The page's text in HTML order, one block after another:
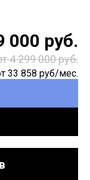
000 руб.
4 299 000 руб.
33 858 руб/мес.